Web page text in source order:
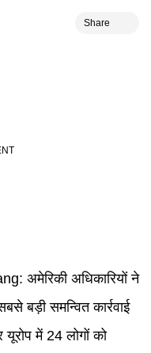
Share
अमेरिकी अधिकारियों ने
बड़ी समन्वित कार्रवाई
में 24 लोगों को